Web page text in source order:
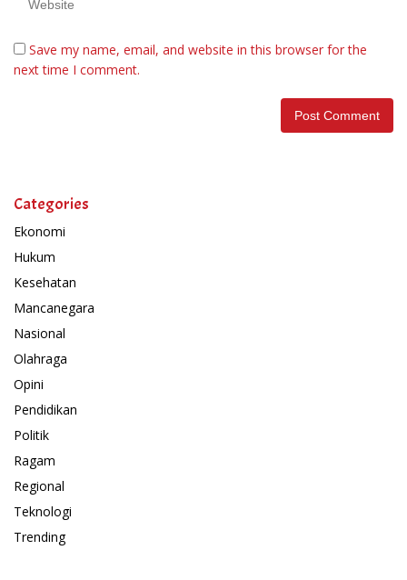
Save my name, email, and website in this browser for the
next time I comment.
Categories
Ekonomi
Hukum
Kesehatan
Mancanegara
Nasional
Olahraga
Opini
Pendidikan
Politik
Ragam
Regional
Teknologi
Trending